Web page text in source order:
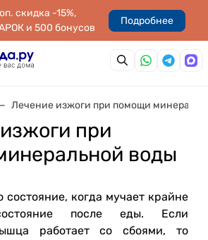
скидка -15%,
и 500 бонусов
Подробнее
Лечение изжоги при помощи
при
воды
состояние, когда мучает крайне
после еды. Если
работает со сбоями, то